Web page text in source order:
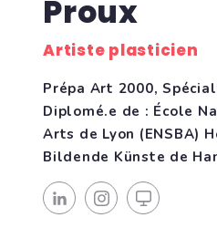
Proux
Artiste plasticien
Prépa Art 2000,
Diplomé.e de : École
Arts de Lyon (ENSBA)
Bildende Künste de